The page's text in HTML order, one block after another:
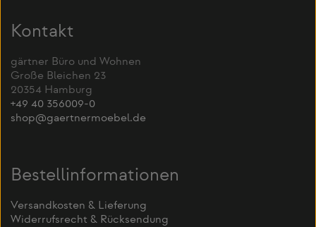
Kontakt
gärtner Büro und Wohnen
Große Bleichen 23
20354 Hamburg
+49 40 356009-0
shop@gaertnermoebel.de
Bestellinformationen
Versandkosten & Lieferung
Widerrufsrecht & Rücksendung